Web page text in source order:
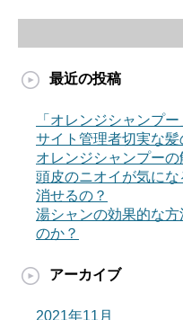
最近の投稿
「オレンジシャンプー
サイト管理者切実な髪
オレンジシャンプーの
頭皮のニオイが気に
消せるの？
湯シャンの効果的な
のか？
アーカイブ
2021年11月